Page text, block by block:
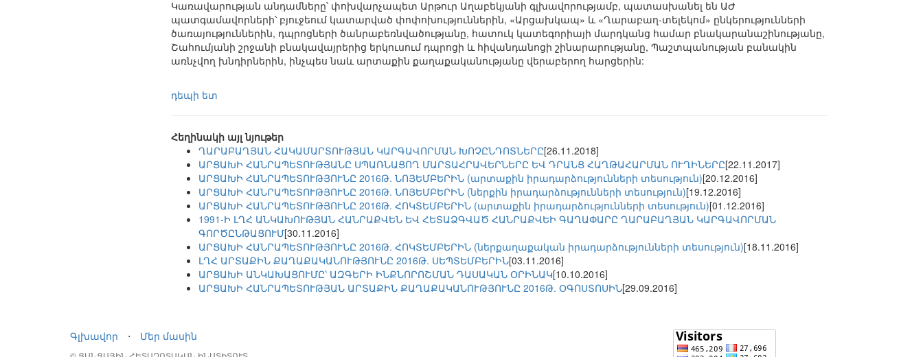
Կառավարության անդամները՝ փոխվարչապետ Արթուր Աղաբեկյանի գլխավորությամբ, պատասխանել են ԱԺ
պատգամավորների՝ բյուջեում կատարված փոփոխություններին, «Արցախկապ» և «Ղարաբաղ-տելեկոմ» ընկերությունների
ծառայություններին, դպրոցների ծանրաբեռնվածությանը, հատուկ կատեգորիայի մարդկանց համար բնակարանաշինությանը,
Շահումյանի շրջանի բնակավայրերից երկուսում դպրոցի և հիվանդանոցի շինարարությանը, Պաշտպանության բանակին
առնչվող խնդիրներին, ինչպես նաև արտաքին քաղաքականությանը վերաբերող հարցերին:
դեպի ետ
Հեղինակի այլ նյութեր
ՂԱՐԱԲԱՂՅԱՆ ՀԱԿԱՄԱՐՏՈՒԹՅԱՆ ԿԱՐԳԱՎՈՐՄԱՆ ԽՈՉԸՆԴՈՏՆԵՐԸ[26.11.2018]
ԱՐՑԱԽԻ ՀԱՆՐԱՊԵՏՈՒԹՅԱՆԸ ՍՊԱՌՆԱՑՈՂ ՄԱՐՏԱՀՐԱՎԵՐՆԵՐԸ ԵՎ ԴՐԱՆՑ ՀԱՂԹԱՀԱՐՄԱՆ ՈՒՂԻՆԵՐԸ[22.11.2017]
ԱՐՑԱԽԻ ՀԱՆՐԱՊԵՏՈՒԹՅՈՒՆԸ 2016Թ. ՆՈՅԵՄԲԵՐԻՆ (արտաքին իրադարձությունների տեսություն)[20.12.2016]
ԱՐՑԱԽԻ ՀԱՆՐԱՊԵՏՈՒԹՅՈՒՆԸ 2016Թ. ՆՈՅԵՄԲԵՐԻՆ (ներքին իրադարձությունների տեսություն)[19.12.2016]
ԱՐՑԱԽԻ ՀԱՆՐԱՊԵՏՈՒԹՅՈՒՆԸ 2016Թ. ՀՈԿՏԵՄԲԵՐԻՆ (արտաքին իրադարձությունների տեսություն)[01.12.2016]
1991-Ի ԼՂՀ ԱՆԿԱԽՈՒԹՅԱՆ ՀԱՆՐԱՔՎԵՆ ԵՎ ՀԵՏԱՁԳՎԱԾ ՀԱՆՐԱՔՎԵԻ ԳԱՂԱՓԱՐԸ ՂԱՐԱԲԱՂՅԱՆ ԿԱՐԳԱՎՈՐՄԱՆ
ԳՈՐԾԸՆԹԱՑՈՒՄ[30.11.2016]
ԱՐՑԱԽԻ ՀԱՆՐԱՊԵՏՈՒԹՅՈՒՆԸ 2016Թ. ՀՈԿՏԵՄԲԵՐԻՆ (ներքաղաքական իրադարձությունների տեսություն)[18.11.2016]
ԼՂՀ ԱՐՏԱՔԻՆ ՔԱՂԱՔԱԿԱՆՈՒԹՅՈՒՆԸ 2016Թ. ՍԵՊՏԵՄԲԵՐԻՆ[03.11.2016]
ԱՐՑԱԽԻ ԱՆԿԱԽԱՑՈՒՄԸ՝ ԱԶԳԵՐԻ ԻՆՔՆՈՐՈՇՄԱՆ ԴԱՍԱԿԱՆ ՕՐԻՆԱԿ[10.10.2016]
ԱՐՑԱԽԻ ՀԱՆՐԱՊԵՏՈՒԹՅԱՆ ԱՐՏԱՔԻՆ ՔԱՂԱՔԱԿԱՆՈՒԹՅՈՒՆԸ 2016Թ. ՕԳՈՍՏՈՍԻՆ[29.09.2016]
Գլխավոր ⋅ Մեր մասին